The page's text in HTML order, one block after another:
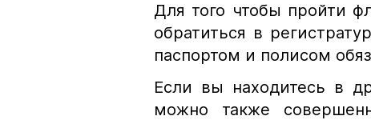
Для того чтобы пройти
обратиться в
паспортом и полисом
Если вы находитесь в
можно также